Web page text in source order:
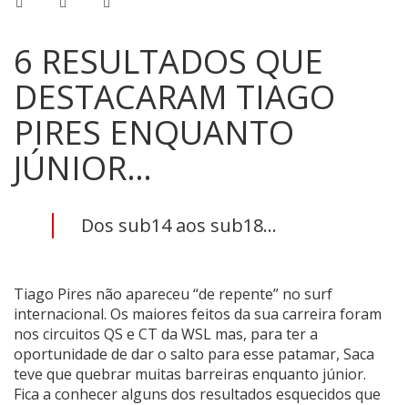
6 RESULTADOS QUE
DESTACARAM TIAGO
PIRES ENQUANTO
JÚNIOR…
Dos sub14 aos sub18...
Tiago Pires não apareceu “de repente” no surf
internacional. Os maiores feitos da sua carreira foram
nos circuitos QS e CT da WSL mas, para ter a
oportunidade de dar o salto para esse patamar, Saca
teve que quebrar muitas barreiras enquanto júnior.
Fica a conhecer alguns dos resultados esquecidos que